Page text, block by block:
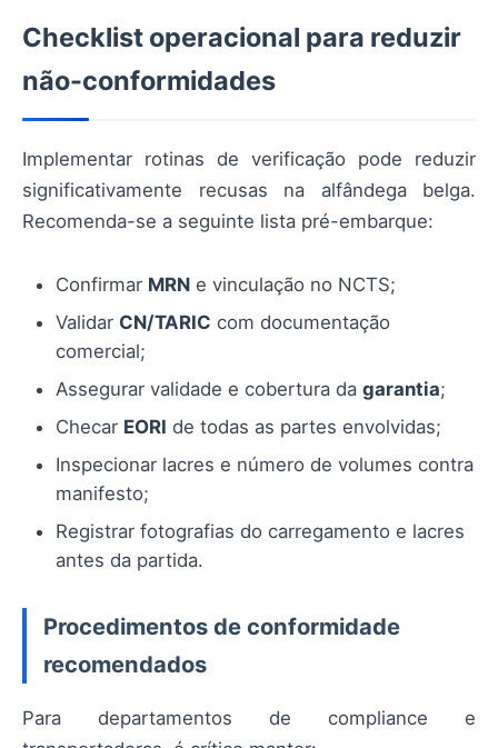
Checklist operacional para reduzir
não-conformidades
Implementar rotinas de verificação pode reduzir
significativamente recusas na alfândega belga.
Recomenda-se a seguinte lista pré-embarque:
Confirmar MRN e vinculação no NCTS;
Validar CN/TARIC com documentação
comercial;
Assegurar validade e cobertura da garantia;
Checar EORI de todas as partes envolvidas;
Inspecionar lacres e número de volumes contra
manifesto;
Registrar fotografias do carregamento e lacres
antes da partida.
Procedimentos de conformidade
recomendados
Para departamentos de compliance e